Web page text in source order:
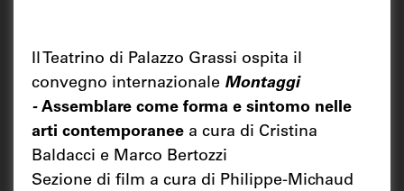
Il Teatrino di Palazzo Grassi ospita il
convegno internazionale Montaggi
- Assemblare come forma e sintomo nelle
arti contemporanee a cura di Cristina
Baldacci e Marco Bertozzi
Sezione di film a cura di Philippe-Michaud